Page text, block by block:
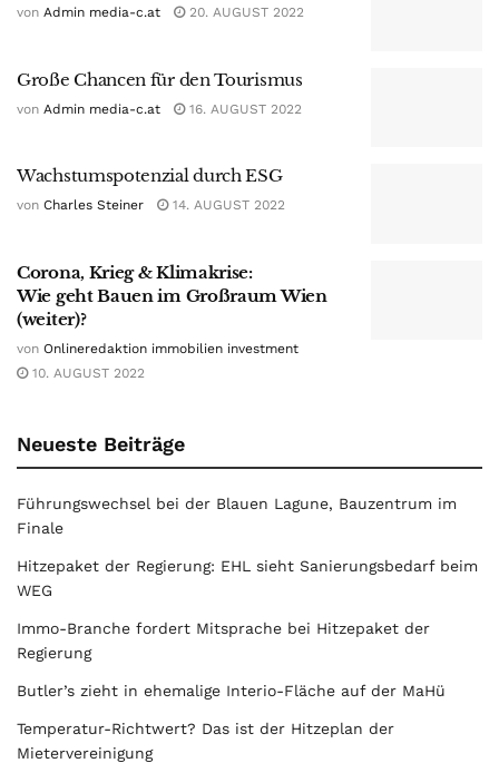
von Admin media-c.at 20. AUGUST 2022
Große Chancen für den Tourismus
von Admin media-c.at 16. AUGUST 2022
Wachstumspotenzial durch ESG
von Charles Steiner 14. AUGUST 2022
Corona, Krieg & Klimakrise:
Wie geht Bauen im Großraum Wien
(weiter)?
von Onlineredaktion immobilien investment
10. AUGUST 2022
Neueste Beiträge
Führungswechsel bei der Blauen Lagune, Bauzentrum im
Finale
Hitzepaket der Regierung: EHL sieht Sanierungsbedarf beim
WEG
Immo-Branche fordert Mitsprache bei Hitzepaket der
Regierung
Butler’s zieht in ehemalige Interio-Fläche auf der MaHü
Temperatur-Richtwert? Das ist der Hitzeplan der
Mietervereinigung